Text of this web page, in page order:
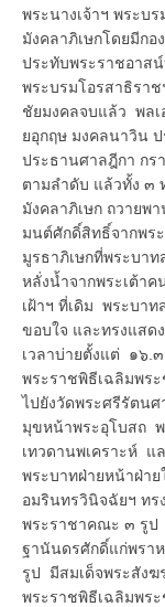
พระนางเจ้าฯ พระบ
มังคลาภิเษกโดยมีกอ
ประทับพระราชอาส
พระบรมโอรสาธิรา
ชัยมงคลจบแล้ว พล
ยอุกฤษ มงคลนาวิน
ประธานศาลฎีกา กร
ตามลำดับ แล้วทั้ง ๓
มังคลาภิเษก ถวายพ
มนต์ศักดิ์สิทธิ์จากพร
มูรธาภิเษกที่พระบา
หลั่งน้ำจากพระเต้า
เฝ้าฯ ที่เดิม พระบาท
ขอบใจ และทรงแสด
เวลาบ่ายตั้งแต่ ๑๖.
พระราชพิธีเฉลิมพร
ไปยังวัดพระศรีรัตน
มุขหน้าพระอุโบสถ
เทวดานพเคราะห์ แ
พระบาทฝ่ายหน้าฝ่า
อมรินทรวินิจฉัยฯ ท
พระราชาคณะ ๓ รู
ฐานันดรศักดิ์แก่พร
รูป มีสมเด็จพระสังฆ
พระราชพิธีเฉลิมพร